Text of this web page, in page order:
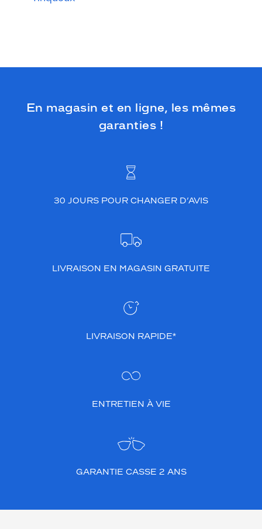
En magasin et en ligne, les mêmes
garanties !
30 JOURS POUR CHANGER D’AVIS
LIVRAISON EN MAGASIN GRATUITE
LIVRAISON RAPIDE*
ENTRETIEN À VIE
GARANTIE CASSE 2 ANS